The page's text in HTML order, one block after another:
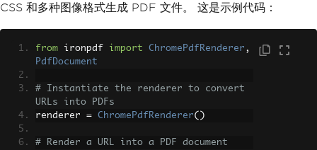
CSS 和多种图像格式生成 PDF 文件。 这是示例代码：
from ironpdf import ChromePdfRenderer ,
PdfDocument
# Instantiate the renderer to convert
URLs into PDFs
renderer = ChromePdfRenderer()
# Render a URL into a PDF document